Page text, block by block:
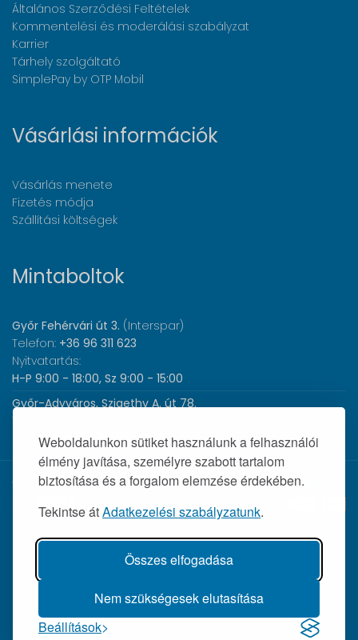
Weboldalunkon sütiket használunk a felhasználói
élmény javítása, személyre szabott tartalom
biztosítása és a forgalom elemzése érdekében.
Tekintse átAdatkezelési szabályzatunk.
Összes elfogadása
Nem szükségesek elutasítása
Beállítások
Általános Szerződési Feltételek
Kommentelési és moderálási szabályzat
Karrier
Tárhely szolgáltató
SimplePay by OTP Mobil
Vásárlási információk
Vásárlás menete
Fizetés módja
Szállítási költségek
Mintaboltok
Győr Fehérvári út 3. (Interspar)
Telefon: +36 96 311 623
Nyitvatartás:
H-P 9:00 - 18:00, Sz 9:00 - 15:00
Győr-Adyváros, Szigethy A. út 78.
Telefon:
Nyitvatartás:H-P 8:00 - 17:00
© 2026 Wolf Orvosi Műszer Kft. |